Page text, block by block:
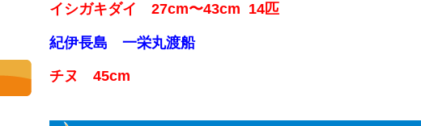
イシガキダイ 27cm〜43cm 14匹
紀伊長島 一栄丸渡船
チヌ 45cm